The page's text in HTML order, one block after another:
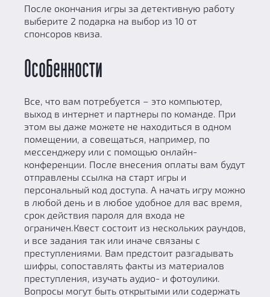
После окончания игры за детективную работу
выберите 2 подарка на выбор из 10 от
спонсоров квиза.
Особенности
Все, что вам потребуется – это компьютер,
выход в интернет и партнеры по команде. При
этом вы даже можете не находиться в одном
помещении, а совещаться, например, по
мессенджеру или с помощью онлайн-
конференции. После внесения оплаты вам будут
отправлены ссылка на старт игры и
персональный код доступа. А начать игру можно
в любой день и в любое удобное для вас время,
срок действия пароля для входа не
ограничен.Квест состоит из нескольких раундов,
и все задания так или иначе связаны с
преступлениями. Вам предстоит разгадывать
шифры, сопоставлять факты из материалов
преступления, изучать аудио- и фотоулики.
Вопросы могут быть открытыми или содержать